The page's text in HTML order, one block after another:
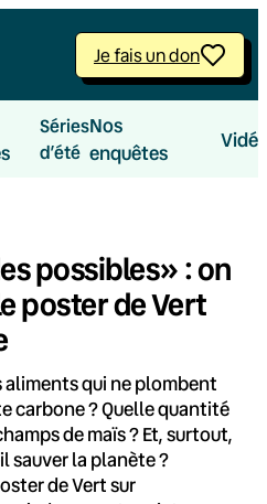
Je fais un don
Séries
d’été
Nos
enquêtes
possibles» : on
poster de Vert
aliments qui ne plombent
carbone ? Quelle quantité
de maïs ? Et, surtout,
sauver la planète ?
de Vert sur